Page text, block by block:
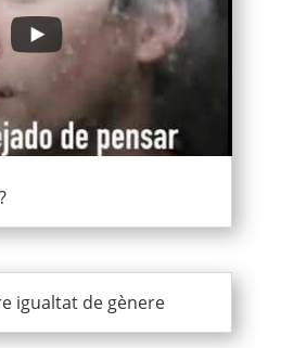
igualtat de gènere